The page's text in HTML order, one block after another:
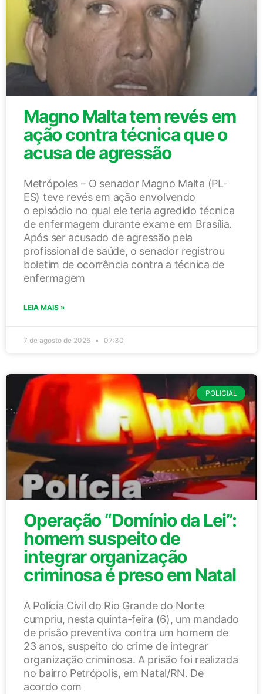
Magno Malta tem revés em
ação contra técnica que o
acusa de agressão
Metrópoles – O senador Magno Malta (PL-
ES) teve revés em ação envolvendo
o episódio no qual ele teria agredido técnica
de enfermagem durante exame em Brasília.
Após ser acusado de agressão pela
profissional de saúde, o senador registrou
boletim de ocorrência contra a técnica de
enfermagem
LEIA MAIS »
7 de agosto de 2026 07:30
POLICIAL
Operação “Domínio da Lei”:
homem suspeito de
integrar organização
criminosa é preso em Natal
A Polícia Civil do Rio Grande do Norte
cumpriu, nesta quinta-feira (6), um mandado
de prisão preventiva contra um homem de
23 anos, suspeito do crime de integrar
organização criminosa. A prisão foi realizada
no bairro Petrópolis, em Natal/RN. De
acordo com